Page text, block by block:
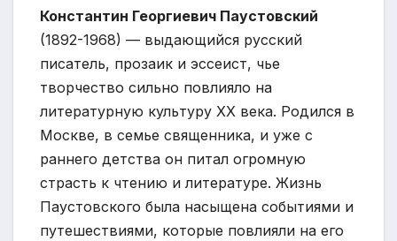
Константин Георгиевич Паустовский
(1892-1968) — выдающийся русский
писатель, прозаик и эссеист, чье
творчество сильно повлияло на
литературную культуру XX века. Родился в
Москве, в семье священника, и уже с
раннего детства он питал огромную
страсть к чтению и литературе. Жизнь
Паустовского была насыщена событиями и
путешествиями, которые повлияли на его